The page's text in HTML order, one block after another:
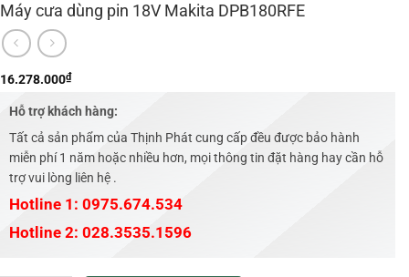
Máy cưa dùng pin 18V Makita DPB180RFE
16.278.000₫
Hỗ trợ khách hàng:
Tất cả sản phẩm của Thịnh Phát cung cấp đều được bảo hành
miễn phí 1 năm hoặc nhiều hơn, mọi thông tin đặt hàng hay cần hỗ
trợ vui lòng liên hệ .
Hotline 1: 0975.674.534
Hotline 2: 028.3535.1596